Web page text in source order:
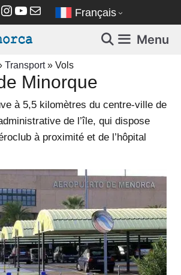
Instagram
YouTube
E-mail Français
Menu
Transport» Vols
Minorque
à 5,5 kilomètres du centre-ville de
de l’île, qui dispose
à proximité et de l’hôpital